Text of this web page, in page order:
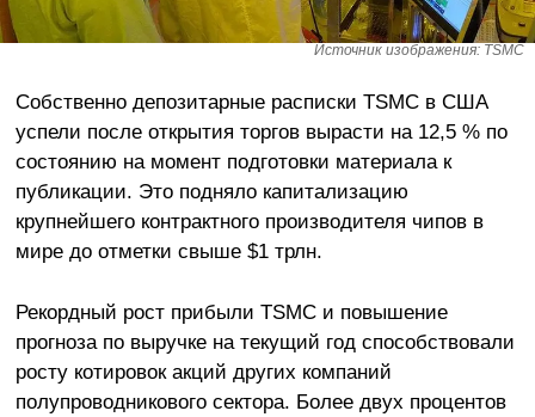
Источник изображения: TSMC
Собственно депозитарные расписки TSMC в США
успели после открытия торгов вырасти на 12,5 % по
состоянию на момент подготовки материала к
публикации. Это подняло капитализацию
крупнейшего контрактного производителя чипов в
мире до отметки свыше $1 трлн.
Рекордный рост прибыли TSMC и повышение
прогноза по выручке на текущий год способствовали
росту котировок акций других компаний
полупроводникового сектора. Более двух процентов